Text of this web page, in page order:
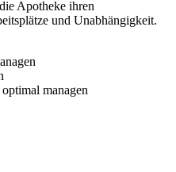
Apotheke ihren
und Unabhängigkeit.
managen